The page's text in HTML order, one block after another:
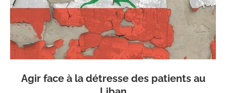
Agir face à la détresse des patients au